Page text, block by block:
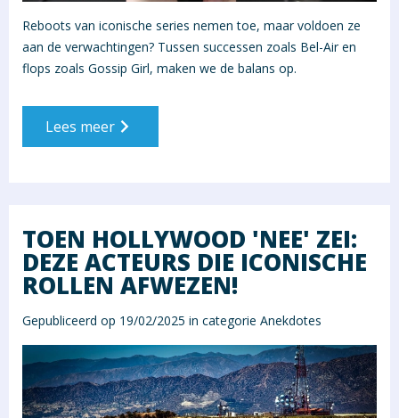
Reboots van iconische series nemen toe, maar voldoen ze
aan de verwachtingen? Tussen successen zoals Bel-Air en
flops zoals Gossip Girl, maken we de balans op.
Lees meer
TOEN HOLLYWOOD 'NEE' ZEI:
DEZE ACTEURS DIE ICONISCHE
ROLLEN AFWEZEN!
Gepubliceerd op 19/02/2025 in categorie Anekdotes